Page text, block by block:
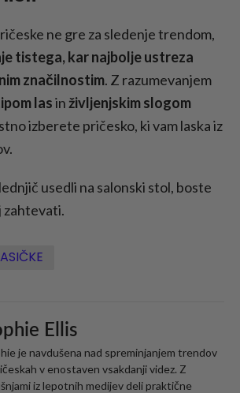
ne gre za sledenje trendom,
tistega, kar najbolje ustreza
značilnostim. Z razumevanjem
lasin življenjskim slogom
izberete pričesko, ki vam laska iz
usedli na salonski stol, boste
zahtevati.
Ellis
je navdušena nad spreminjanjem trendov
v enostaven vsakdanji videz. Z
iz lepotnih medijev deli praktične